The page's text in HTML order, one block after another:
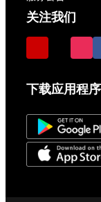
关注我们
下载应用程序